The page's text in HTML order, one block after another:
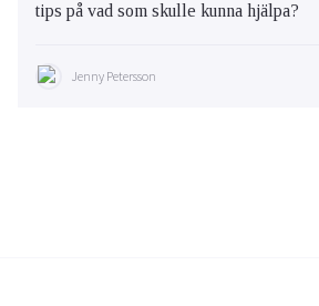
tips på vad som skulle kunna hjälpa?
Jenny Petersson